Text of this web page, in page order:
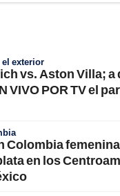
exterior
vs. Aston Villa; a
VIVO POR TV el
Colombia
en los